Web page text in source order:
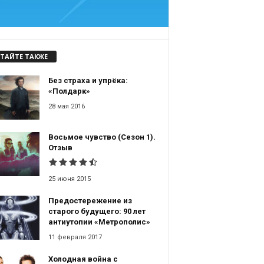
ТАКЖЕ
Без страха и упрёка:
«Полдарк»
28 мая 2016
Восьмое чувство (Сезон 1).
Отзыв
25 июня 2015
Предостережение из
старого будущего: 90 лет
антиутопии «Метрополис»
11 февраля 2017
Холодная война с